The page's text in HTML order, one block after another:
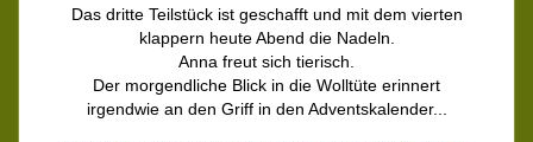
Das dritte Teilstück ist geschafft und mit dem vierten
klappern heute Abend die Nadeln.
Anna freut sich tierisch.
Der morgendliche Blick in die Wolltüte erinnert
irgendwie an den Griff in den Adventskalender...